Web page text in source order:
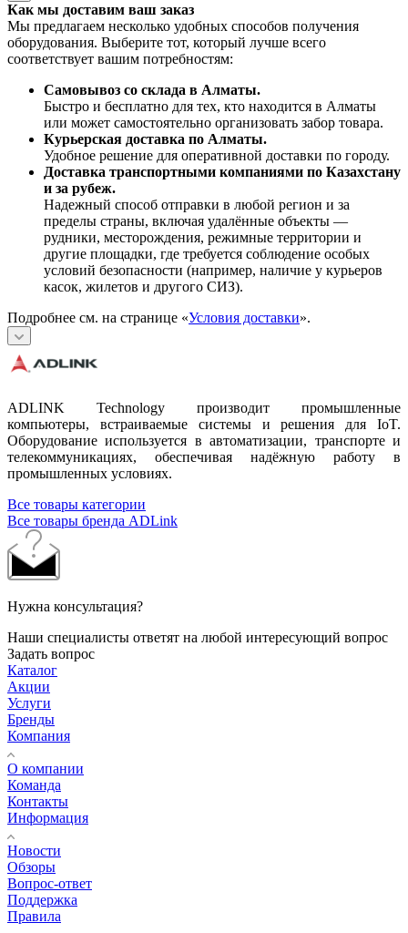
Как мы доставим ваш заказ
Мы предлагаем несколько удобных способов получения
оборудования. Выберите тот, который лучше всего
соответствует вашим потребностям:
Самовывоз со склада в Алматы.
Быстро и бесплатно для тех, кто находится в Алматы
или может самостоятельно организовать забор товара.
Курьерская доставка по Алматы.
Удобное решение для оперативной доставки по городу.
Доставка транспортными компаниями по Казахстану
и за рубеж.
Надежный способ отправки в любой регион и за
пределы страны, включая удалённые объекты —
рудники, месторождения, режимные территории и
другие площадки, где требуется соблюдение особых
условий безопасности (например, наличие у курьеров
касок, жилетов и другого СИЗ).
Подробнее см. на странице «Условия доставки».
ADLINK Technology производит промышленные
компьютеры, встраиваемые системы и решения для IoT.
Оборудование используется в автоматизации, транспорте и
телекоммуникациях, обеспечивая надёжную работу в
промышленных условиях.
Все товары категории
Все товары бренда ADLink
Нужна консультация?
Наши специалисты ответят на любой интересующий вопрос
Задать вопрос
Каталог
Акции
Услуги
Бренды
Компания
О компании
Команда
Контакты
Информация
Новости
Обзоры
Вопрос-ответ
Поддержка
Правила